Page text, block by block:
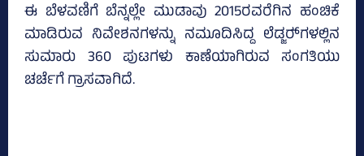
ಈ ಬೆಳವಣಿಗೆ ಬೆನ್ನಲ್ಲೇ ಮುಡಾವು 2015ರವರೆಗಿನ ಹಂಚಿಕೆ
ಮಾಡಿರುವ ನಿವೇಶನಗಳನ್ನು ನಮೂದಿಸಿದ್ದ ಲೆಡ್ಜರ್‍‌ಗಳಲ್ಲಿನ
ಸುಮಾರು 360 ಪುಟಗಳು ಕಾಣೆಯಾಗಿರುವ ಸಂಗತಿಯು
ಚರ್ಚೆಗೆ ಗ್ರಾಸವಾಗಿದೆ.